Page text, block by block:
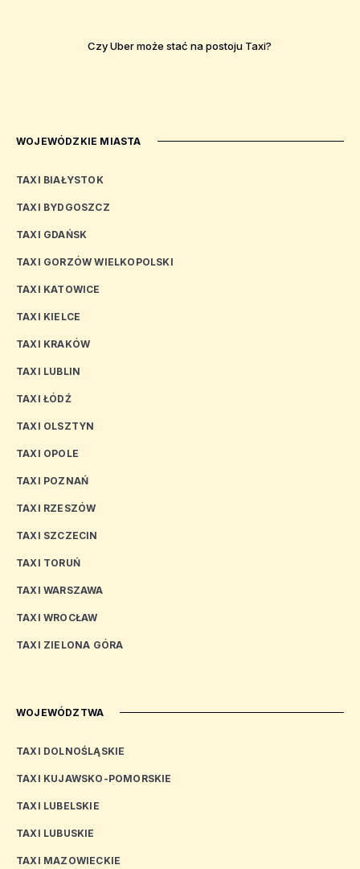
Czy Uber może stać na postoju Taxi?
WOJEWÓDZKIE MIASTA
TAXI BIAŁYSTOK
TAXI BYDGOSZCZ
TAXI GDAŃSK
TAXI GORZÓW WIELKOPOLSKI
TAXI KATOWICE
TAXI KIELCE
TAXI KRAKÓW
TAXI LUBLIN
TAXI ŁÓDŹ
TAXI OLSZTYN
TAXI OPOLE
TAXI POZNAŃ
TAXI RZESZÓW
TAXI SZCZECIN
TAXI TORUŃ
TAXI WARSZAWA
TAXI WROCŁAW
TAXI ZIELONA GÓRA
WOJEWÓDZTWA
TAXI DOLNOŚLĄSKIE
TAXI KUJAWSKO-POMORSKIE
TAXI LUBELSKIE
TAXI LUBUSKIE
TAXI MAZOWIECKIE